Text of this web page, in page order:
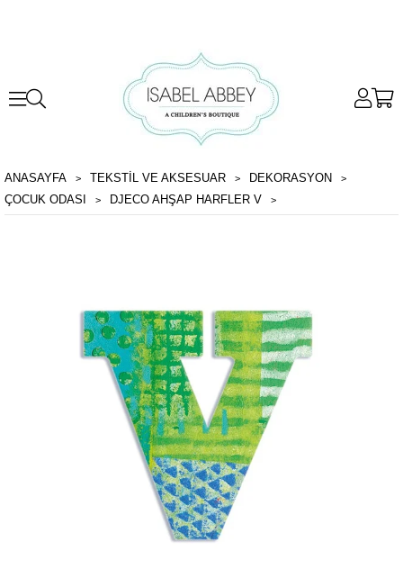
ANASAYFA TEKSTİL VE AKSESUAR
DEKORASYON
ÇOCUK ODASI
DJECO AHŞAP HARFLER V